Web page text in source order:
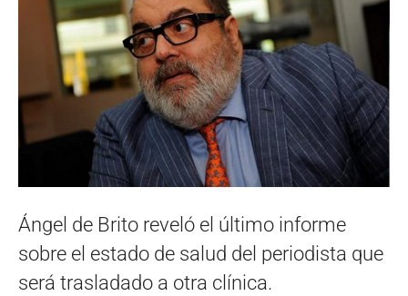
Ángel de Brito reveló el último informe
sobre el estado de salud del periodista que
será trasladado a otra clínica.